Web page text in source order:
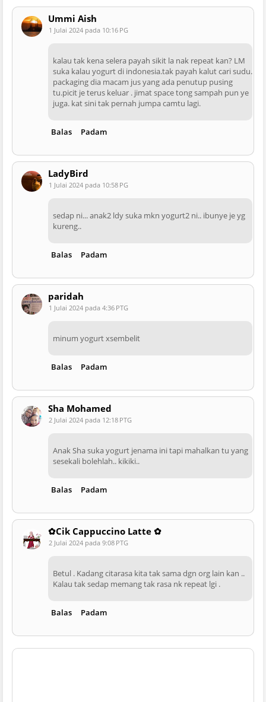
Ummi Aish
1 Julai 2024 pada 10:16 PG
kalau tak kena selera payah sikit la nak repeat kan? LM
suka kalau yogurt di indonesia.tak payah kalut cari sudu.
packaging dia macam jus yang ada penutup pusing
tu.picit je terus keluar . jimat space tong sampah pun ye
juga. kat sini tak pernah jumpa camtu lagi.
Balas Padam
LadyBird
1 Julai 2024 pada 10:58 PG
sedap ni... anak2 ldy suka mkn yogurt2 ni.. ibunye je yg
kureng..
Balas Padam
paridah
1 Julai 2024 pada 4:36 PTG
minum yogurt xsembelit
Balas Padam
Sha Mohamed
2 Julai 2024 pada 12:18 PTG
Anak Sha suka yogurt jenama ini tapi mahalkan tu yang
sesekali bolehlah.. kikiki..
Balas Padam
✿Cik Cappuccino Latte ✿
2 Julai 2024 pada 9:08 PTG
Betul . Kadang citarasa kita tak sama dgn org lain kan ..
Kalau tak sedap memang tak rasa nk repeat lgi .
Balas Padam